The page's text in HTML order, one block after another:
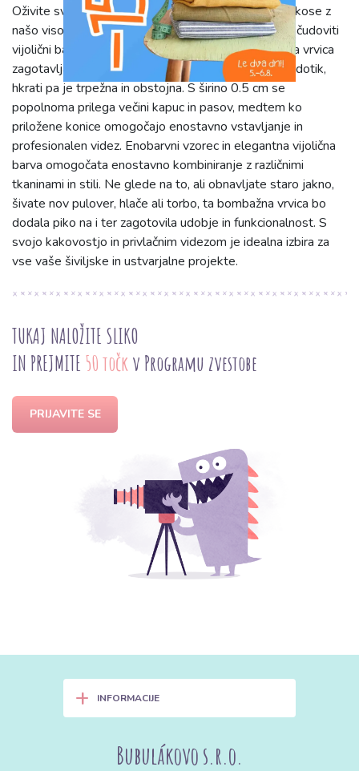
Oživite svoja oblačila ali ustvarite popolnoma nove kose z
našo visokokakovostno vrvico za kapuco HEAD3 v čudoviti
vijolični barvi lavande. Izdelana iz 100% bombaža, ta vrvica
zagotavlja izjemno mehkobo in naraven občutek na dotik,
hkrati pa je trpežna in obstojna. S širino 0.5 cm se
popolnoma prilega večini kapuc in pasov, medtem ko
priložene konice omogočajo enostavno vstavljanje in
profesionalen videz. Enobarvni vzorec in elegantna vijolična
barva omogočata enostavno kombiniranje z različnimi
tkaninami in stili. Ne glede na to, ali obnavljate staro jakno,
šivate nov pulover, hlače ali torbo, ta bombažna vrvica bo
dodala piko na i ter zagotovila udobje in funkcionalnost. S
svojo kakovostjo in privlačnim videzom je idealna izbira za
vse vaše šiviljske in ustvarjalne projekte.
TUKAJ NALOŽITE SLIKO
IN PREJMITE 50 točk v Programu zvestobe
PRIJAVITE SE
+ INFORMACIJE
Bubulákovo s.r.o.